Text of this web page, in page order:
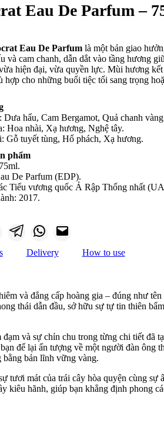
Eau De Parfum –
Eau De Parfumlà một bản giao
và cam chanh, dẫn dắt vào tầng hương
hiện đại, vừa quyền lực. Mùi hương
hợp cho những buổi tiệc tối sang trọng
Dưa hấu, Cam Bergamot, Quả chanh
Hoa nhài, Xạ hương, Nghệ tây.
Gỗ tuyết tùng, Hổ phách, Xạ hương.
phẩm
De Parfum (EDP).
Tiểu vương quốc Ả Rập Thống nhất
2017.
Delivery How to use
và đẳng cấp hoàng gia – đúng như tên
thái dẫn đầu, sở hữu sự tự tin thiên
và sự chỉn chu trong từng chi tiết đã
để lại ấn tượng về một người đàn ông
bản lĩnh vững vàng.
tươi mát của trái cây hòa quyện cùng sự
kiêu hãnh, giúp bạn khẳng định phong